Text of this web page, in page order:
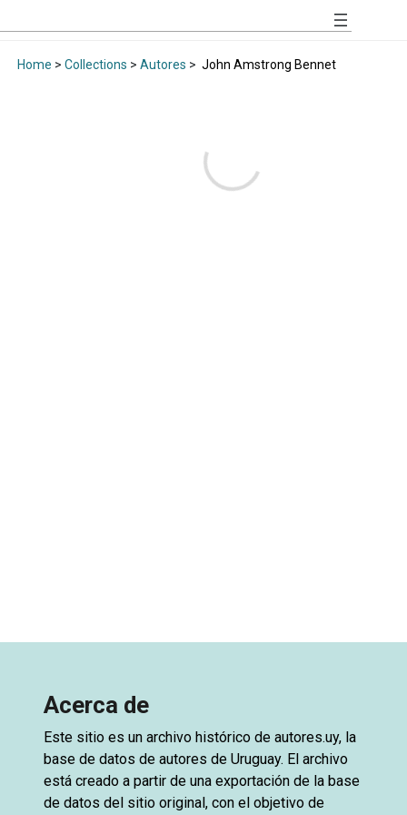
Home > Collections > Autores > John Amstrong Bennet
Acerca de
Este sitio es un archivo histórico de autores.uy, la
base de datos de autores de Uruguay. El archivo
está creado a partir de una exportación de la base
de datos del sitio original, con el objetivo de